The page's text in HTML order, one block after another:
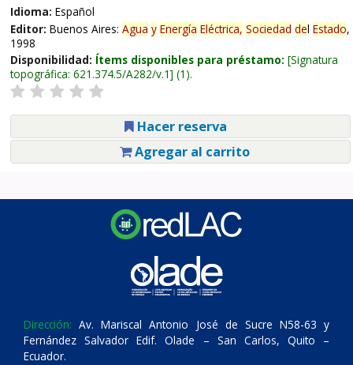
Idioma: Español
Editor: Buenos Aires: Agua y Energía Eléctrica, Sociedad del Estado,
1998
Disponibilidad: Ítems disponibles para préstamo: Signatura
topográfica: 621.374.5/A282/v.1 (1).
Hacer reserva
Agregar al carrito
Dirección: Av. Mariscal Antonio José de Sucre N58-63 y
Fernández Salvador Edif. Olade – San Carlos, Quito –
Ecuador.